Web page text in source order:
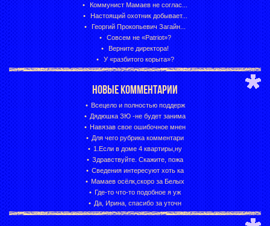
Коммунист Мамаев не соглас...
Настоящий охотник добывает...
Георгий Прокопьевич Загайн...
Совсем не «Patriot»?
Верните директора!
У «разбитого корыта»?
НОВЫЕ КОММЕНТАРИИ
Всецело и полностью поддерж
Дядюшка ЗЮ -не будет занима
Навязав свое ошибочное мнен
Для чего рубрика комментари
1.Если в доме 4 квартиры,ну
Здравствуйте. Скажите, пожа
Сведения интересуют хоть ка
Мамаев осёлк,скоро за Белых
Где-то что-то подобное я уж
Да, Ирина, спасибо за уточн